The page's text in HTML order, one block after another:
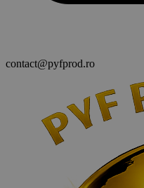
contact@pyfprod.ro